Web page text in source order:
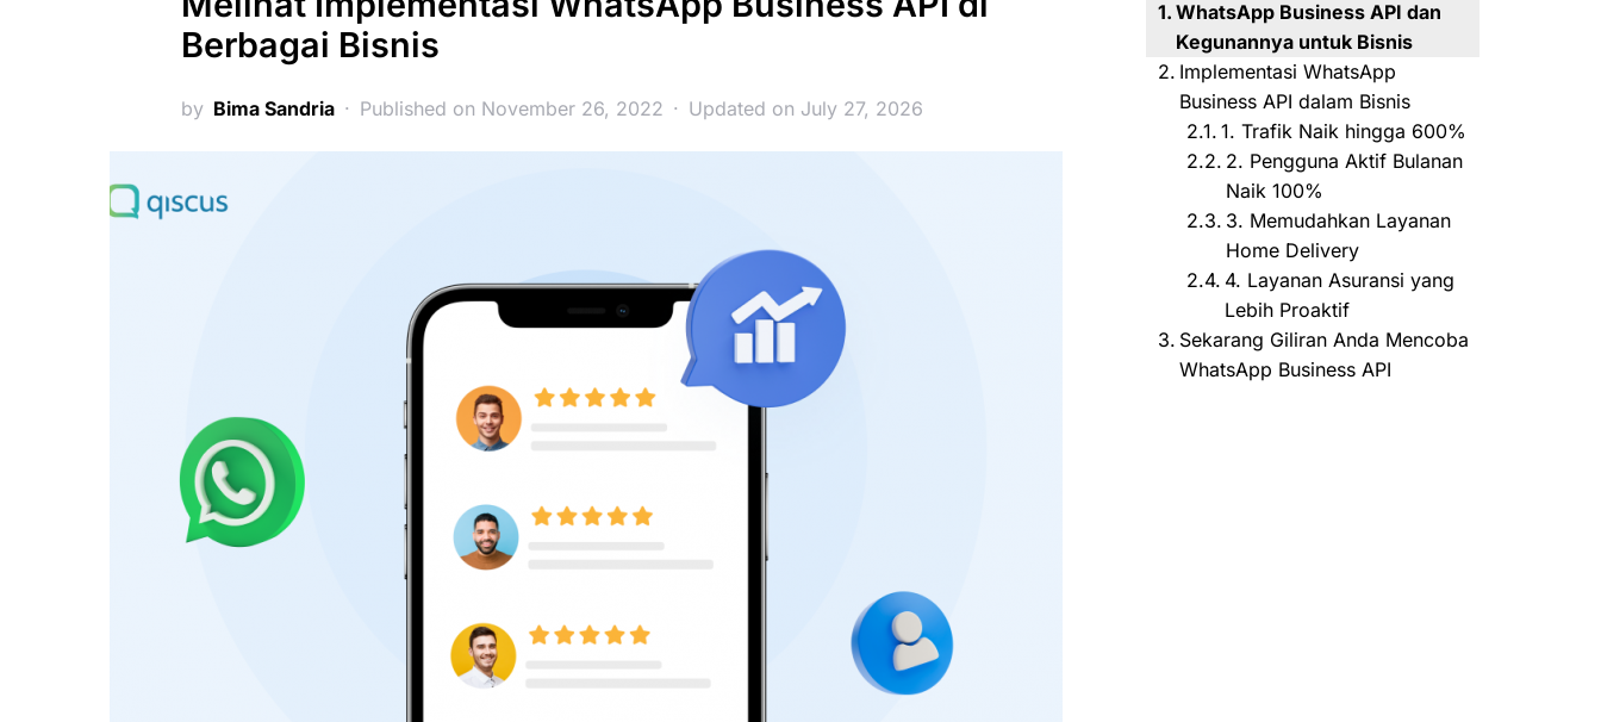
Berbagai Bisnis
by Bima Sandria Published on November 26, 2022 Updated on July 27, 2026
WhatsApp Business API dan
Kegunannya untuk Bisnis
Implementasi WhatsApp
Business API dalam Bisnis
1. Trafik Naik hingga 600%
2. Pengguna Aktif Bulanan
Naik 100%
3. Memudahkan Layanan
Home Delivery
4. Layanan Asuransi yang
Lebih Proaktif
Sekarang Giliran Anda Mencoba
WhatsApp Business API